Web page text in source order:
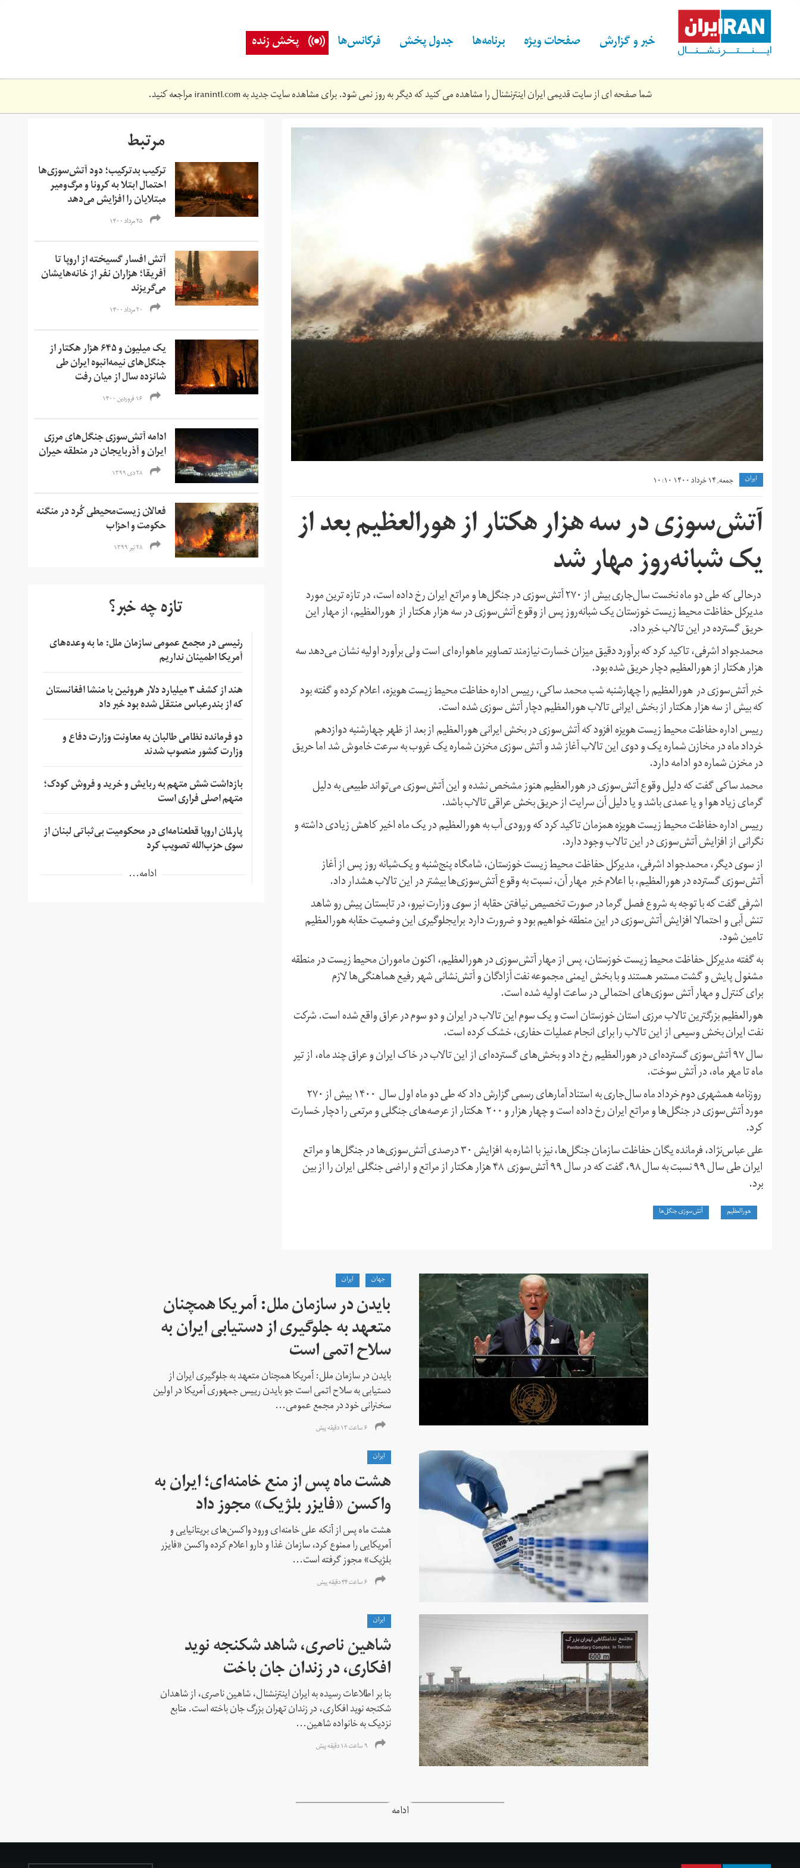
content خبر و گزارش صفحات ویژه برنامه‌ها جدول پخش فرکانس‌ها پخش زنده
شما صفحه ای از سایت قدیمی ایران اینترنشنال را مشاهده می کنید که دیگر به روز نمی شود. برای مشاهده سایت جدید بهiranintl.comمراجعه کنید.
n81954372-
70503968.jpg
ايران جمعه, ۱۴ خرداد ۱۴۰۰ ۱۰:۱۰
آتش‌سوزی در سه هزار هکتار از هورالعظیم بعد از
یک شبانه‌روز مهار شد
درحالی که طی دو ماه نخست سال‌جاری بیش از ۲۷۰ آتش‌سوزی در جنگل‌ها و مراتع ایران رخ داده‌ است، در تازه ترین مورد
مدیرکل حفاظت محیط زیست خوزستان یک شبانه‌روز پس از وقوع آتش‌سوزی در سه هزار هکتار از هورالعظیم، از مهار این
حریق گسترده در این تالاب خبر داد.
محمدجواد اشرفی، تاکید کرد که برآورد دقیق میزان خسارت نیازمند تصاویر ماهواره‌ای است ولی برآورد اولیه نشان می‌دهد سه
هزار هکتار از هورالعظیم دچار حریق شده بود.
خبر آتش‌سوزی در هورالعظیم را چهارشنبه شب محمد ساکی، رییس اداره حفاظت محیط زیست هویزه، اعلام کرده و گفته بود
که بیش از سه هزار هکتار از بخش ایرانی تالاب هورالعظیم دچار آتش سوزی شده است.
رییس اداره حفاظت محیط زیست هویزه افزود که آتش‌سوزی در بخش ایرانی هورالعظیم از بعد از ظهر چهارشنبه دوازدهم
خرداد ماه در مخازن شماره یک و دوی این تالاب آغاز شد و آتش سوزی مخزن شماره یک غروب به سرعت خاموش شد اما حریق
در مخزن شماره دو ادامه دارد.
محمد ساکی گفت که دلیل وقوع آتش‌سوزی‌ در هورالعظیم هنوز مشخص نشده و این آتش‌سوزی می‌تواند طبیعی به دلیل
گرمای زیاد هوا و یا عمدی باشد و یا دلیل آن سرایت از حریق بخش عراقی تالاب باشد.
رییس اداره حفاظت محیط زیست هویزه همزمان تاکید کرد که ورودی آب به هورالعظیم در یک ماه اخیر کاهش زیادی داشته و
نگرانی از افزایش آتش‌سوزی در این تالاب وجود دارد.
از سوی دیگر، محمدجواد اشرفی، مدیرکل حفاظت محیط زیست خوزستان، شامگاه پنج‌شنبه و یک‌شبانه روز پس از آغاز
آتش‌سوزی گسترده در هورالعظیم، با اعلام خبر مهار آن، نسبت به وقوع آتش‌سوزی‌ها بیشتر در این تالاب هشدار داد.
اشرفی گفت که با توجه به شروع فصل گرما در صورت تخصیص نیافتن حقابه از سوی وزارت نیرو، در تابستان پیش رو شاهد
تنش آبی و احتمالا افزایش آتش‌سوزی در این منطقه خواهیم بود و ضرورت دارد برایجلوگیری این وضعیت حقابه هورالعظیم
تامین شود.
به گفته مدیرکل حفاظت محیط زیست خوزستان، پس از مهار آتش‌سوزی در هورالعظیم، اکنون ماموران محیط زیست در منطقه
مشغول پایش و گشت مستمر هستند و با بخش ایمنی مجموعه نفت آزادگان و آتش‌نشانی شهر رفیع هماهنگی‌ها لازم
برای کنترل و مهار آتش سوزی‌های احتمالی در ساعت اولیه شده است.
هورالعظیم بزرگترین تالاب مرزی استان خوزستان است و یک سوم این تالاب در ایران و دو سوم در عراق واقع شده است. شرکت
نفت ایران بخش وسیعی از این تالاب را برای انجام عملیات حفاری، خشک کرده است.
سال ۹۷ آتش‌سوزی گسترده‌ای در هورالعظیم رخ داد و بخش‌های گسترده‌ای از این تالاب در خاک ایران و عراق چند ماه، از تیر
ماه تا مهر ماه، در آتش سوخت.
روزنامه همشهری دوم خرداد ماه سال‌جاری به استناد آمارهای رسمی گزارش داد که طی دو ماه اول سال ۱۴۰۰ بیش از ۲۷۰
مورد آتش‌سوزی در جنگل‌ها و مراتع ایران رخ داده است و چهار هزار و ۲۰۰ هکتار از عرصه‌های جنگلی و مرتعی را دچار خسارت
کرد.
علی عباس‌نژاد، فرمانده یگان حفاظت سازمان جنگل‌ها، نیز با اشاره به افزایش ۳۰ درصدی آتش‌سوزی‌ها در جنگل‌ها و مراتع
ایران طی سال ۹۹ نسبت به سال ۹۸، گفت که در سال ۹۹ آتش‌سوزی ۴۸ هزار هکتار از مراتع و اراضی جنگلی ایران را از بین
برد.
هورالعظیم آتش‌سوزی جنگل‌ها
مرتبط
ترکیب بدترکیب؛ دود آتش‌سوزی‌ها
احتمال ابتلا به کرونا و مرگ‌و‌میر
مبتلایان را افزایش می‌دهد
۲۵ مرداد ۱۴۰۰
آتش افسار گسیخته از اروپا تا
آفریقا؛ هزاران نفر از خانه‌هایشان
می‌گریزند
۲۰ مرداد ۱۴۰۰
یک میلیون و ۶۴۵ هزار هکتار از
جنگل‌های نیمه‌انبوه ایران طی
شانزده سال از میان رفت
۱۶ فروردین ۱۴۰۰
ادامه آتش‌سوزی جنگل‌های مرزی
ایران و آذربایجان در منطقه حیران
۲۸ دی ۱۳۹۹
فعالان زیست‌محیطی کُرد در منگنه
حکومت و احزاب
۲۸ تیر ۱۳۹۹
تازه چه خبر؟
رئیسی در مجمع عمومی سازمان ملل: ما به وعده‌های
آمریکا اطمینان نداریم
هند از کشف ۳ میلیارد دلار هروئین با منشا افغانستان
که از بندرعباس منتقل شده بود خبر داد
دو فرمانده نظامی طالبان به معاونت وزارت دفاع و
وزارت کشور منصوب شدند
بازداشت شش متهم به ربایش و خرید و فروش کودک؛
متهم اصلی فراری است
پارلمان اروپا قطعنامه‌ای در محکومیت بی‌ثباتی لبنان از
سوی حزب‌الله تصویب کرد
ادامه...
جهان ايران
بایدن در سازمان ملل: آمریکا همچنان
متعهد به جلوگیری از دستیابی ایران به
سلاح اتمی است
بایدن در سازمان ملل: آمریکا همچنان متعهد به جلوگیری ایران از
دستیابی به سلاح اتمی است جو بایدن رییس جمهوری آمریکا در اولین
سخنرانی خود در مجمع عمومی...
۶ ساعت ۱۳ دقیقه پیش
ايران
هشت ماه پس از منع خامنه‌ای؛ ایران به
واکسن «فایزر بلژیک» مجوز داد
هشت ماه پس از آنکه علی خامنه‌ای ورود واکسن‌های بریتانیایی و
آمریکایی را ممنوع کرد، سازمان غذا و دارو اعلام کرده واکسن «فایزر
بلژیک» مجوز گرفته است...
۶ ساعت ۴۴ دقیقه پیش
ايران
شاهین ناصری، شاهد شکنجه نوید
افکاری، در زندان جان باخت
بنا بر اطلاعات رسیده به ایران اینترنشنال، شاهین ناصری، از شاهدان
شکنجه نوید افکاری، در زندان تهران بزرگ جان باخته است. منابع
نزدیک به خانواده شاهین...
۹ ساعت ۱۸ دقیقه پیش
ادامه